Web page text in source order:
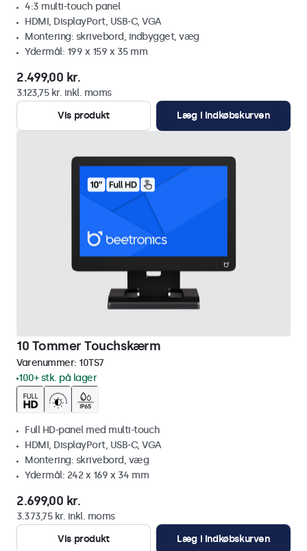
4:3 multi-touch panel
HDMI, DisplayPort, USB-C, VGA
Montering: skrivebord, indbygget, væg
Ydermål: 199 x 159 x 35 mm
2.499,00 kr.
3.123,75 kr. inkl. moms
Vis produkt
Læg i indkøbskurven
10 Tommer Touchskærm
Varenummer: 10TS7
100+ stk. på lager
Full HD-panel med multi-touch
HDMI, DisplayPort, USB-C, VGA
Montering: skrivebord, væg
Ydermål: 242 x 169 x 34 mm
2.699,00 kr.
3.373,75 kr. inkl. moms
Vis produkt
Læg i indkøbskurven